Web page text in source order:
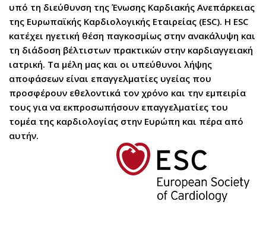
υπό τη διεύθυνση της Ένωσης Καρδιακής Ανεπάρκειας
της Ευρωπαϊκής Καρδιολογικής Εταιρείας (ESC). Η ESC
κατέχει ηγετική θέση παγκοσμίως στην ανακάλυψη και
τη διάδοση βέλτιστων πρακτικών στην καρδιαγγειακή
ιατρική. Τα μέλη μας και οι υπεύθυνοι λήψης
αποφάσεων είναι επαγγελματίες υγείας που
προσφέρουν εθελοντικά τον χρόνο και την εμπειρία
τους για να εκπροσωπήσουν επαγγελματίες του
τομέα της καρδιολογίας στην Ευρώπη και πέρα από
αυτήν.